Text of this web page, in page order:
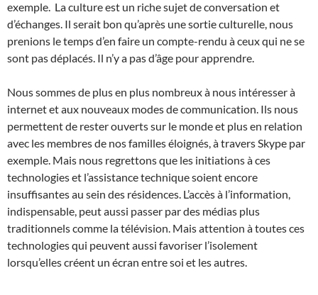
exemple. La culture est un riche sujet de conversation et
d’échanges. Il serait bon qu’après une sortie culturelle, nous
prenions le temps d’en faire un compte-rendu à ceux qui ne se
sont pas déplacés. Il n’y a pas d’âge pour apprendre.
Nous sommes de plus en plus nombreux à nous intéresser à
internet et aux nouveaux modes de communication. Ils nous
permettent de rester ouverts sur le monde et plus en relation
avec les membres de nos familles éloignés, à travers Skype par
exemple. Mais nous regrettons que les initiations à ces
technologies et l’assistance technique soient encore
insuffisantes au sein des résidences. L’accès à l’information,
indispensable, peut aussi passer par des médias plus
traditionnels comme la télévision. Mais attention à toutes ces
technologies qui peuvent aussi favoriser l’isolement
lorsqu’elles créent un écran entre soi et les autres.